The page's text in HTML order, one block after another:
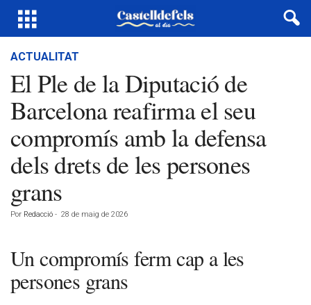
ACTUALITAT
El Ple de la Diputació de
Barcelona reafirma el seu
compromís amb la defensa
dels drets de les persones
grans
Por Redacció - 28 de maig de 2026
Un compromís ferm cap a les
persones grans